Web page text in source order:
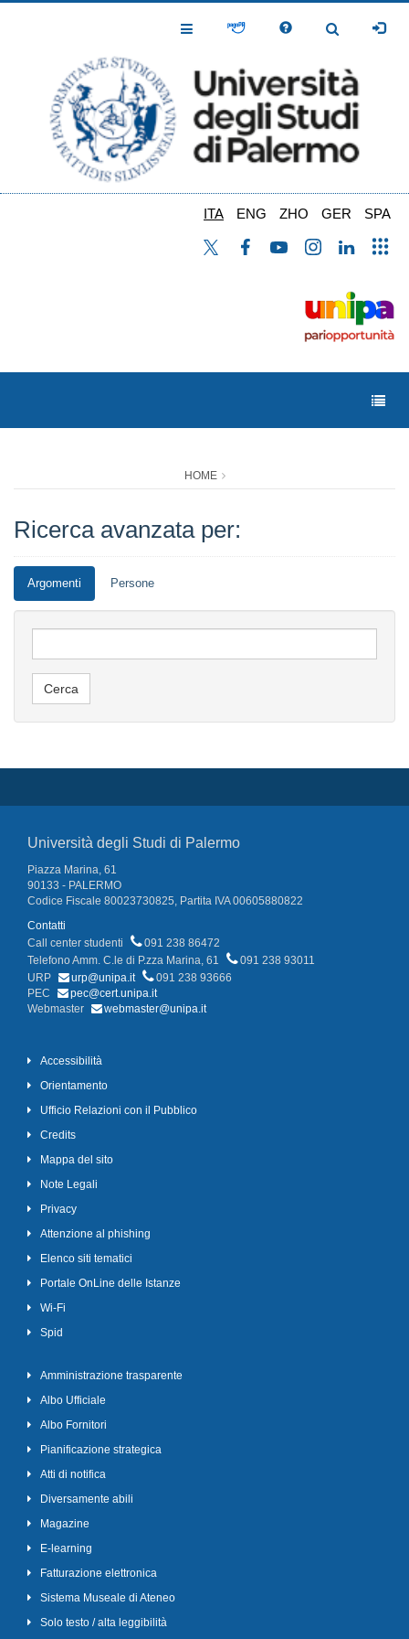
Toggle
Toggle
ITA ENG ZHO GER SPA
HOME
Ricerca avanzata per:
Argomenti Persone
Università degli Studi di Palermo
Piazza Marina, 61
90133 - PALERMO
Codice Fiscale 80023730825, Partita IVA 00605880822
Contatti
Call center studenti
091 238 86472
Telefono Amm. C.le di P.zza Marina, 61
091 238 93011
URP
urp@unipa.it
091 238 93666
PEC
pec@cert.unipa.it
Webmaster
webmaster@unipa.it
Accessibilità
Orientamento
Ufficio Relazioni con il Pubblico
Credits
Mappa del sito
Note Legali
Privacy
Attenzione al phishing
Elenco siti tematici
Portale OnLine delle Istanze
Wi-Fi
Spid
Amministrazione trasparente
Albo Ufficiale
Albo Fornitori
Pianificazione strategica
Atti di notifica
Diversamente abili
Magazine
E-learning
Fatturazione elettronica
Sistema Museale di Ateneo
Solo testo / alta leggibilità